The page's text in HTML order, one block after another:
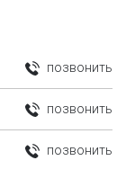
позвонить
позвонить
позвонить